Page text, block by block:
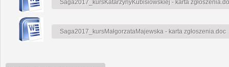
Saga2017_kursKatarzynyKubisiowskiej - karta
Saga2017_kursMałgorzataMajewska - karta zgłoszenia.doc